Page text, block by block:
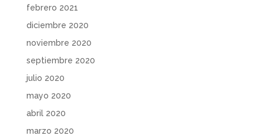
febrero 2021
diciembre 2020
noviembre 2020
septiembre 2020
julio 2020
mayo 2020
abril 2020
marzo 2020